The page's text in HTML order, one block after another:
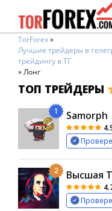
TorForex»
Лучшие трейдеры в
трейдингу в ТГ
»Лонг
ТОП ТРЕЙДЕРЫ
1 Samorph
2 Высшая